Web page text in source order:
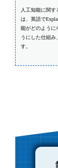
人工知能に関
は、英語で
能がどのように
うにした仕組
す。